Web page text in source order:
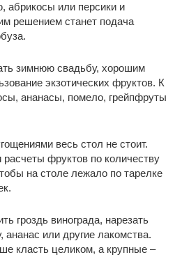
абрикосы или персики и
решением станет подача
зимнюю свадьбу, хорошим
экзотических фруктов. К
ананасы, помело, грейпфруты
весь стол не стоит.
фруктов по количеству
на столе лежало по тарелке
гроздь винограда, нарезать
ананас или другие лакомства.
класть целиком, а крупные –